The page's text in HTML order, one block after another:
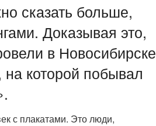
сказать больше,
Доказывая это,
в Новосибирске
которой побывал
с плакатами. Это люди,